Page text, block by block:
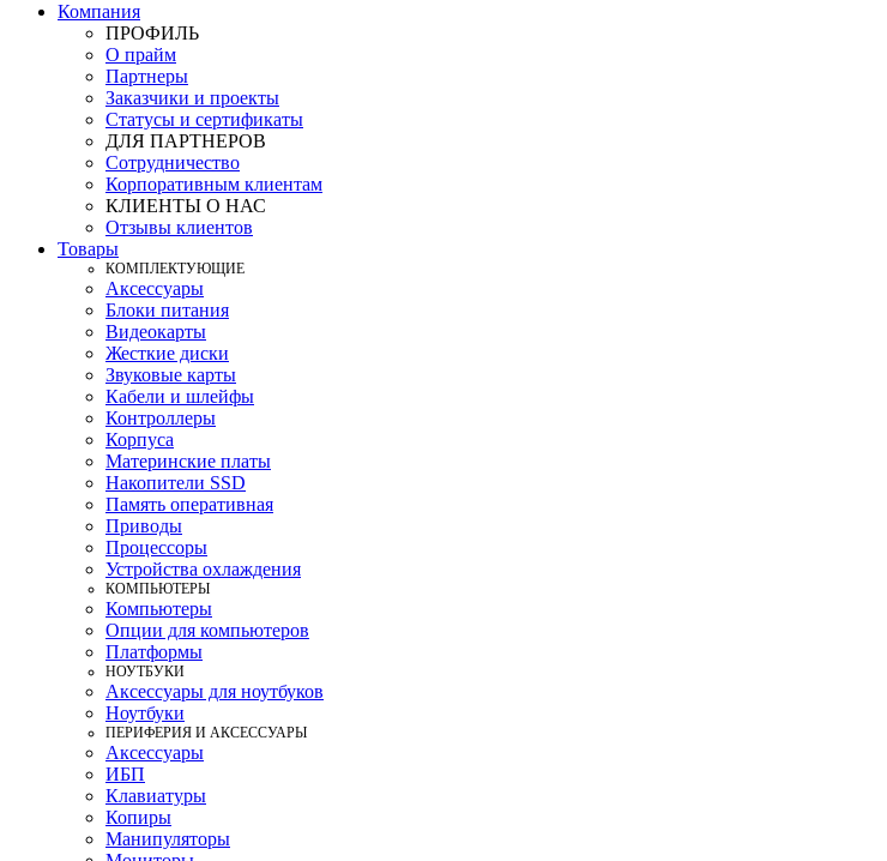
Компания
ПРОФИЛЬ
О прайм
Партнеры
Заказчики и проекты
Статусы и сертификаты
ДЛЯ ПАРТНЕРОВ
Сотрудничество
Корпоративным клиентам
КЛИЕНТЫ О НАС
Отзывы клиентов
Товары
КOМПЛЕКТУЮЩИЕ
Аксессуары
Блоки питания
Видеокарты
Жесткие диски
Звуковые карты
Кабели и шлейфы
Контроллеры
Корпуса
Материнские платы
Накопители SSD
Память оперативная
Приводы
Процессоры
Устройства охлаждения
КОМПЬЮТЕРЫ
Компьютеры
Опции для компьютеров
Платформы
НОУТБУКИ
Аксессуары для ноутбуков
Ноутбуки
ПЕРИФЕРИЯ И АКСЕССУАРЫ
Аксессуары
ИБП
Клавиатуры
Копиры
Манипуляторы